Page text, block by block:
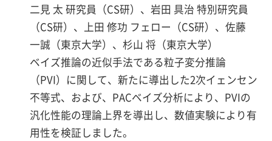
二見 太 研究員（CS研）、岩田 具治 特別研究員
（CS研）、上田 修功 フェロー（CS研）、佐藤
一誠（東京大学）、杉山 将（東京大学）
ベイズ推論の近似手法である粒子変分推論
（PVI）に関して、新たに導出した2次イェンセン
不等式、および、PACベイズ分析により、PVIの
汎化性能の理論上界を導出し、数値実験により有
用性を検証しました。